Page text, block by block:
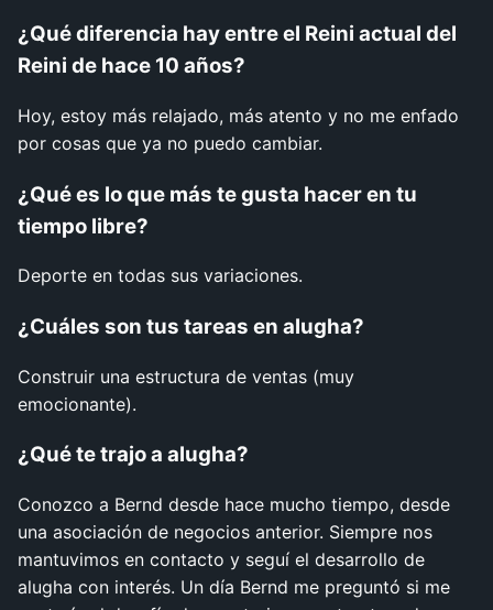
¿Qué diferencia hay entre el Reini actual del
Reini de hace 10 años?
Hoy, estoy más relajado, más atento y no me enfado
por cosas que ya no puedo cambiar.
¿Qué es lo que más te gusta hacer en tu
tiempo libre?
Deporte en todas sus variaciones.
¿Cuáles son tus tareas en alugha?
Construir una estructura de ventas (muy
emocionante).
¿Qué te trajo a alugha?
Conozco a Bernd desde hace mucho tiempo, desde
una asociación de negocios anterior. Siempre nos
mantuvimos en contacto y seguí el desarrollo de
alugha con interés. Un día Bernd me preguntó si me